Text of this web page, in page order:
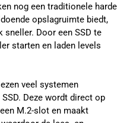
nog een traditionele harde
opslagruimte biedt,
sneller. Door een SSD te
starten en laden levels
veel systemen
Deze wordt direct op
M.2-slot en maakt